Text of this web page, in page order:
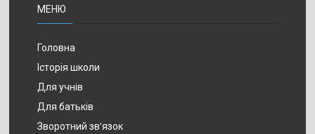
МЕНЮ
Головна
Історія школи
Для учнів
Для батьків
Зворотний зв’язок